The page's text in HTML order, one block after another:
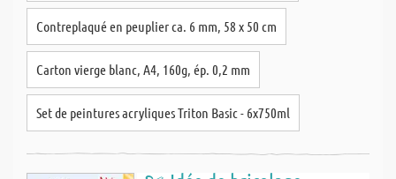
Contreplaqué en peuplier ca. 6 mm, 58 x 50 cm
Carton vierge blanc, A4, 160g, ép. 0,2 mm
Set de peintures acryliques Triton Basic - 6x750ml